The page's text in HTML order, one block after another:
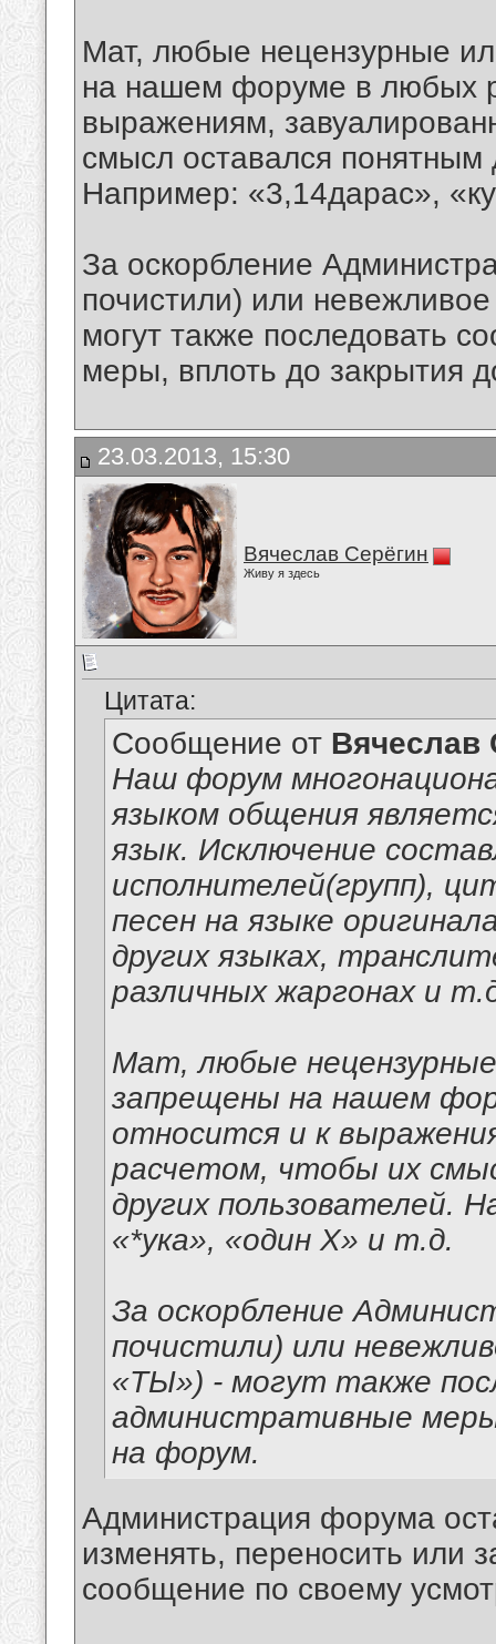
Мат, любые нецензурные
на нашем форуме в любых
выражениям,
смысл оставался понятным
Например: «3,14дарас»,
За оскорбление
почистили) или
могут также последовать
меры, вплоть до закрытия
23.03.2013, 15:30
Вячеслав Серёгин
Живу я здесь
Цитата:
Сообщение от Вячеслав
Наш форум
языком общения
язык. Исключение
исполнителей(групп),
песен на языке
других языках,
различных жаргонах и
Мат, любые
запрещены на нашем
относится и к
расчетом, чтобы их
других пользователей.
«*ука», «один Х» и т.д.
За оскорбление
почистили) или
«ТЫ») - могут также
административные
на форум.
Администрация форума
изменять, переносить или
сообщение по своему